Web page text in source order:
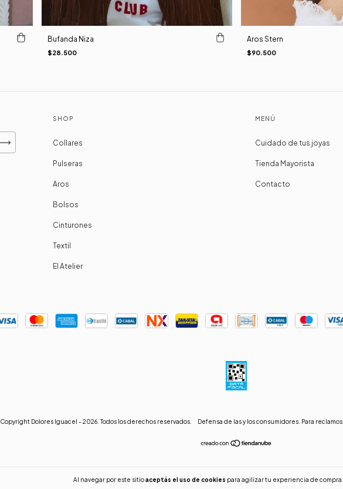
Al navegar por este sitioaceptás el uso de cookies para agilizar tu experiencia de compra.
Bufanda Niza
$28.500
Aros Stern
$90.500
SHOP
Collares
Pulseras
Aros
Bolsos
Cinturones
Textil
El Atelier
MENÚ
Cuidado de tus joyas
Tienda Mayorista
Contacto
Copyright Dolores Iguacel - 2026. Todos los derechos reservados. Defensa de las y los consumidores. Para reclamos